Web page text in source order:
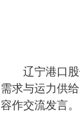
辽宁港口股份
需求与运力供
容作交流发言。